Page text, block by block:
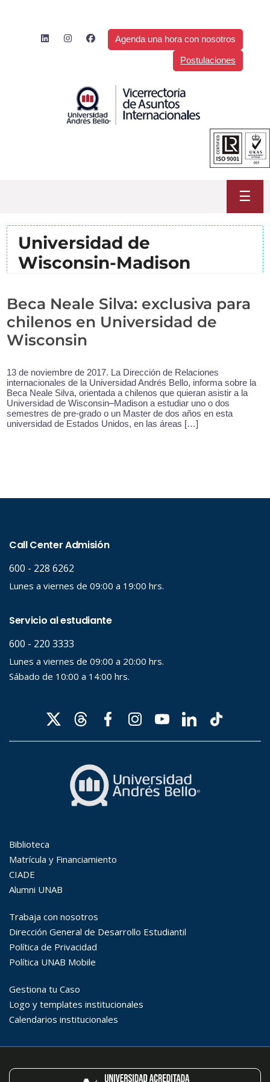
Agenda una hora con nosotros
Postulaciones
☰
Universidad de
Wisconsin-Madison
Beca Neale Silva: exclusiva para
chilenos en Universidad de
Wisconsin
13 de noviembre de 2017. La Dirección de Relaciones
internacionales de la Universidad Andrés Bello, informa sobre la
Beca Neale Silva, orientada a chilenos que quieran asistir a la
Universidad de Wisconsin–Madison a estudiar uno o dos
semestres de pre-grado o un Master de dos años en esta
universidad de Estados Unidos, en las áreas […]